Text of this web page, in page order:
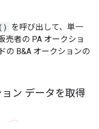
を呼び出して、単一
売者の PA オークショ
の B&A オークションの
ン データを取得